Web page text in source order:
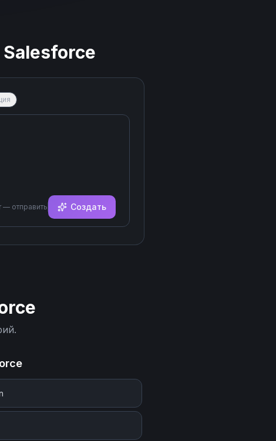
Salesforce
— отправить Создать